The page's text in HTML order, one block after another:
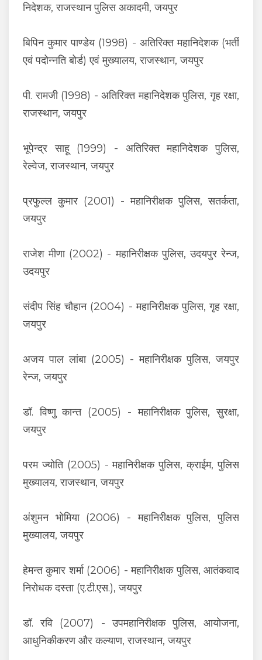
निदेशक, राजस्थान पुलिस अकादमी, जयपुर
बिपिन कुमार पाण्डेय (1998) - अतिरिक्त महानिदेशक (भर्ती
एवं पदोन्नति बोर्ड) एवं मुख्यालय, राजस्थान, जयपुर
पी. रामजी (1998) - अतिरिक्त महानिदेशक पुलिस, गृह रक्षा,
राजस्थान, जयपुर
भूपेन्द्र साहू (1999) - अतिरिक्त महानिदेशक पुलिस,
रेल्वेज, राजस्थान, जयपुर
प्रफुल्ल कुमार (2001) - महानिरीक्षक पुलिस, सतर्कता,
जयपुर
राजेश मीणा (2002) - महानिरीक्षक पुलिस, उदयपुर रेन्ज,
उदयपुर
संदीप सिंह चौहान (2004) - महानिरीक्षक पुलिस, गृह रक्षा,
जयपुर
अजय पाल लांबा (2005) - महानिरीक्षक पुलिस, जयपुर
रेन्ज, जयपुर
डॉ. विष्णु कान्त (2005) - महानिरीक्षक पुलिस, सुरक्षा,
जयपुर
परम ज्योति (2005) - महानिरीक्षक पुलिस, क्राईम, पुलिस
मुख्यालय, राजस्थान, जयपुर
अंशुमन भोमिया (2006) - महानिरीक्षक पुलिस, पुलिस
मुख्यालय, जयपुर
हेमन्त कुमार शर्मा (2006) - महानिरीक्षक पुलिस, आतंकवाद
निरोधक दस्ता (ए.टी.एस.), जयपुर
डॉ. रवि (2007) - उपमहानिरीक्षक पुलिस, आयोजना,
आधुनिकीकरण और कल्याण, राजस्थान, जयपुर